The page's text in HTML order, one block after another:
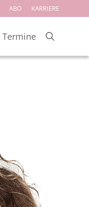
ABO KARRIERE
Termine